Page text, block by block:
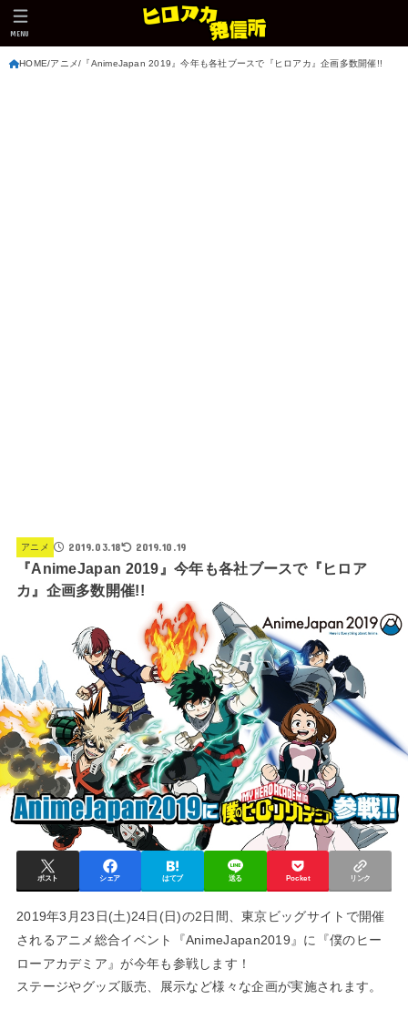
MENU
HOME アニメ 『AnimeJapan 2019』今年も各社ブースで『ヒロアカ』企画多数開催!!
アニメ 2019.03.18 2019.10.19
『AnimeJapan 2019』今年も各社ブースで『ヒロア
カ』企画多数開催!!
ポスト シェア はてブ 送る Pocket リンク
2019年3月23日(土)24日(日)の2日間、東京ビッグサイトで開催
されるアニメ総合イベント『AnimeJapan2019』に『僕のヒー
ローアカデミア』が今年も参戦します！
ステージやグッズ販売、展示など様々な企画が実施されます。